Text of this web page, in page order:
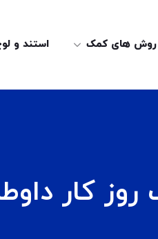
روش های کمک استند و
کار